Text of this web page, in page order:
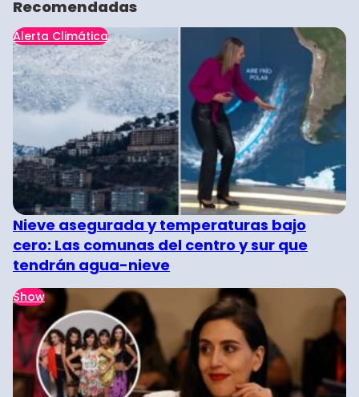
Recomendadas
Alerta Climática
Nieve asegurada y temperaturas bajo
cero: Las comunas del centro y sur que
tendrán agua-nieve
Show